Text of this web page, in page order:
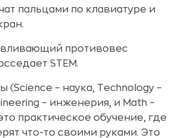
пальцами по клавиатуре и
противовес
STEM.
(Science – наука, Technology –
– инженерия, и Math –
практическое обучение, где
что-то своими руками. Это